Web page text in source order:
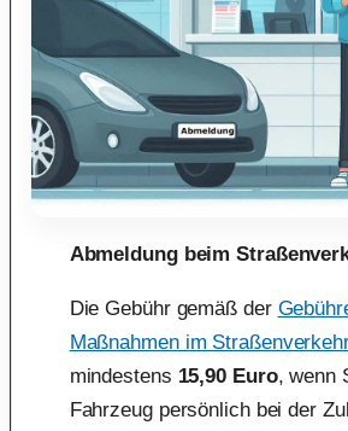
Abmeldung beim
Die Gebühr gemäß der
Maßnahmen im
mindestens 15,90 Euro, wenn
Fahrzeug persönlich bei der